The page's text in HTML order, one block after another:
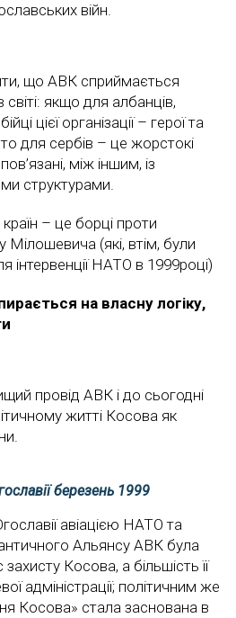
війн.
що АВК сприймається
якщо для албанців,
цієї організації – герої та
для сербів – це жорстокі
між іншим, із
структурами.
– це борці проти
(які, втім, були
інтервенції НАТО в 1999році)
на власну логіку,
провід АВК і до сьогодні
житті Косова як
березень 1999
авіацією НАТО та
Альянсу АВК була
Косова, а більшість її
адміністрації; політичним же
Косова» стала заснована в